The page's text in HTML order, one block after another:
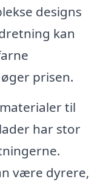
designs
kan
prisen.
til
har stor
være dyrere,